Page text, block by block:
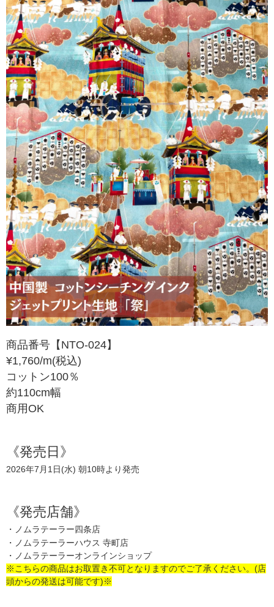
商品番号【NTO-024】
¥1,760/m(税込)
コットン100％
約110cm幅
商用OK
《発売日》
《発売店舗》
※こちらの商品はお取置き不可となりますのでご了承ください。(店
頭からの発送は可能です)※